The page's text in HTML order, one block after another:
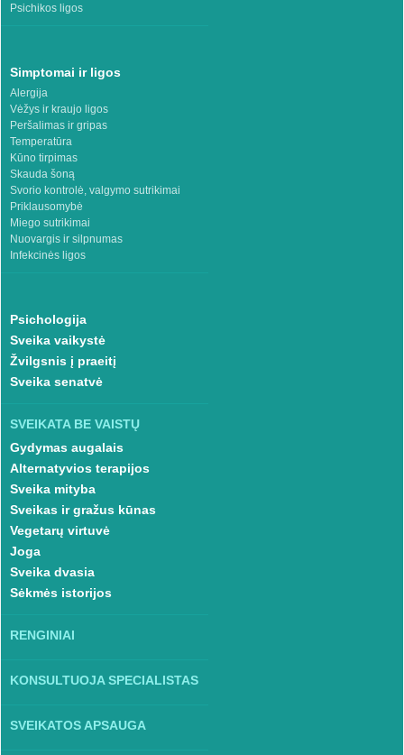
Psichikos ligos
Simptomai ir ligos
Alergija
Vėžys ir kraujo ligos
Peršalimas ir gripas
Temperatūra
Kūno tirpimas
Skauda šoną
Svorio kontrolė, valgymo sutrikimai
Priklausomybė
Miego sutrikimai
Nuovargis ir silpnumas
Infekcinės ligos
Psichologija
Sveika vaikystė
Žvilgsnis į praeitį
Sveika senatvė
SVEIKATA BE VAISTŲ
Gydymas augalais
Alternatyvios terapijos
Sveika mityba
Sveikas ir gražus kūnas
Vegetarų virtuvė
Joga
Sveika dvasia
Sėkmės istorijos
RENGINIAI
KONSULTUOJA SPECIALISTAS
SVEIKATOS APSAUGA